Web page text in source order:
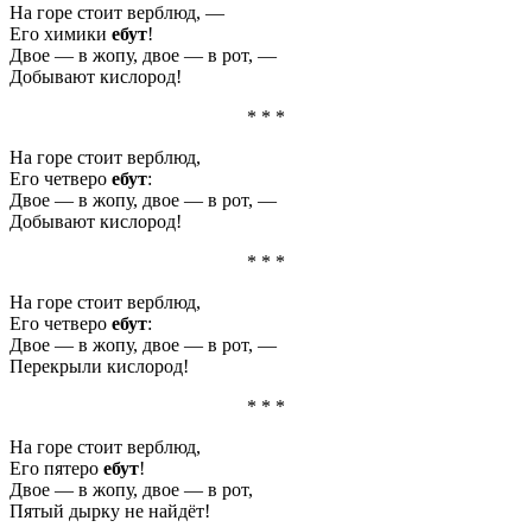
На горе стоит верблюд, —
Его химики ебут!
Двое — в жопу, двое — в рот, —
Добывают кислород!
* * *
На горе стоит верблюд,
Его четверо ебут:
Двое — в жопу, двое — в рот, —
Добывают кислород!
* * *
На горе стоит верблюд,
Его четверо ебут:
Двое — в жопу, двое — в рот, —
Перекрыли кислород!
* * *
На горе стоит верблюд,
Его пятеро ебут!
Двое — в жопу, двое — в рот,
Пятый дырку не найдёт!